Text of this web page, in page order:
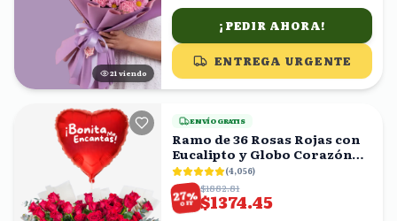
20 viendo
¡PEDIR AHORA!
ENTREGA URGENTE
ENVÍO GRATIS
Ramo de 36 Rosas Rojas con
Eucalipto y Globo Corazón
'Bonita Me Encantas!'
(4,056)
27%
OFF
$1882.81
$1374.45